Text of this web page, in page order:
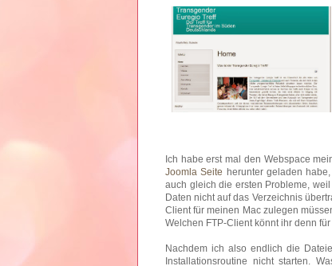
Ich habe erst mal den Webspace
Joomla Seite herunter geladen
auch gleich die ersten Probleme,
Daten nicht auf das Verzeichnis
Client für meinen Mac zulegen
Welchen FTP-Client könnt ihr denn
Nachdem ich also endlich die
Installationsroutine nicht starten.